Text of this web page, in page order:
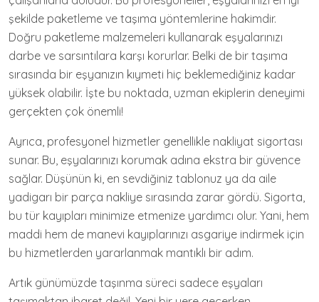
şekilde paketleme ve taşıma yöntemlerine hakimdir.
Doğru paketleme malzemeleri kullanarak eşyalarınızı
darbe ve sarsıntılara karşı korurlar. Belki de bir taşıma
sırasında bir eşyanızın kıymeti hiç beklemediğiniz kadar
yüksek olabilir. İşte bu noktada, uzman ekiplerin deneyimi
gerçekten çok önemli!
Ayrıca, profesyonel hizmetler genellikle nakliyat sigortası
sunar. Bu, eşyalarınızı korumak adına ekstra bir güvence
sağlar. Düşünün ki, en sevdiğiniz tablonuz ya da aile
yadigarı bir parça nakliye sırasında zarar gördü. Sigorta,
bu tür kayıpları minimize etmenize yardımcı olur. Yani, hem
maddi hem de manevi kayıplarınızı asgariye indirmek için
bu hizmetlerden yararlanmak mantıklı bir adım.
Artık günümüzde taşınma süreci sadece eşyaları